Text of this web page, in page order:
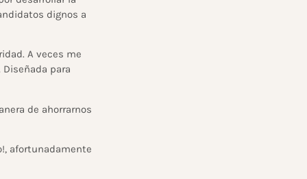
dignos a
A veces me
para
de ahorrarnos
afortunadamente